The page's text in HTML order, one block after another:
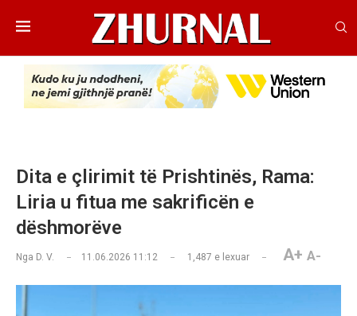
Dita e çlirimit të Prishtinës, Rama:
Liria u fitua me sakrificën e
dëshmorëve
Nga D. V. 11.06.2026 11:12 1,487 e lexuar A+ A-